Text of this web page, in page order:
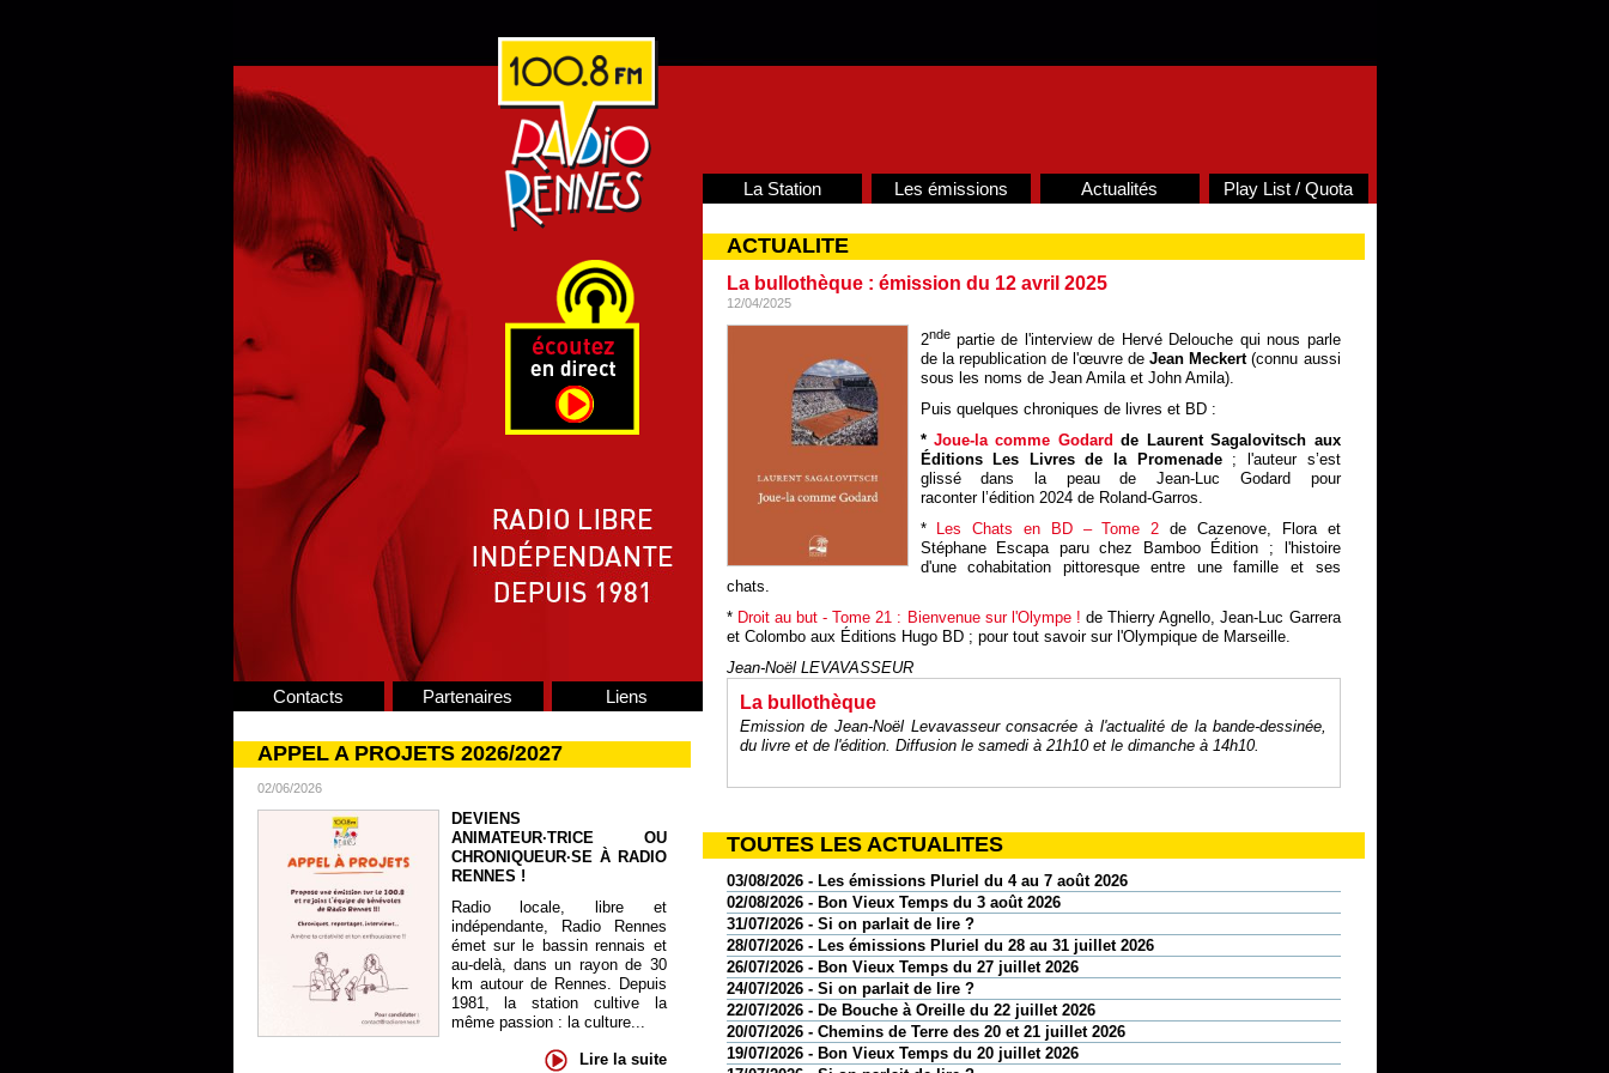
Contacts Partenaires Liens
APPEL A PROJETS 2026/2027
02/06/2026
DEVIENS
ANIMATEUR·TRICE OU
CHRONIQUEUR·SE À RADIO
RENNES !
Radio locale, libre et
indépendante, Radio Rennes
émet sur le bassin rennais et
au-delà, dans un rayon de 30
km autour de Rennes. Depuis
1981, la station cultive la
même passion : la culture...
Lire la suite
La Station Les émissions Actualités Play List / Quota
ACTUALITE
La bullothèque : émission du 12 avril 2025
12/04/2025
2ndepartie de l'interview de Hervé Delouche qui nous parle
de la republication de l'œuvre deJean Meckert(connu aussi
sous les noms de Jean Amila et John Amila).
Puis quelques chroniques de livres et BD :
* Joue-la comme Godard de Laurent Sagalovitsch aux
Éditions Les Livres de la Promenade ; l'auteur s’est
glissé dans la peau de Jean-Luc Godard pour
raconter l’édition 2024 de Roland-Garros.
*
Les Chats en BD – Tome 2 de Cazenove, Flora et
Stéphane Escapa paru chez Bamboo Édition ; l'histoire
d'une cohabitation pittoresque entre une famille et ses
chats.
* Droit au but - Tome 21 : Bienvenue sur l'Olympe ! de Thierry Agnello, Jean-Luc Garrera
et Colombo aux Éditions Hugo BD ; pour tout savoir sur l'Olympique de Marseille.
Jean-Noël LEVAVASSEUR
La bullothèque
Emission de Jean-Noël Levavasseur consacrée à l'actualité de la bande-dessinée,
du livre et de l'édition. Diffusion le samedi à 21h10 et le dimanche à 14h10.
TOUTES LES ACTUALITES
03/08/2026 - Les émissions Pluriel du 4 au 7 août 2026
02/08/2026 - Bon Vieux Temps du 3 août 2026
31/07/2026 - Si on parlait de lire ?
28/07/2026 - Les émissions Pluriel du 28 au 31 juillet 2026
26/07/2026 - Bon Vieux Temps du 27 juillet 2026
24/07/2026 - Si on parlait de lire ?
22/07/2026 - De Bouche à Oreille du 22 juillet 2026
20/07/2026 - Chemins de Terre des 20 et 21 juillet 2026
19/07/2026 - Bon Vieux Temps du 20 juillet 2026